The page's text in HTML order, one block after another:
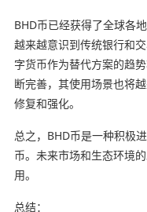
BHD币已经获得了全球各
越来越意识到传统银行和
字货币作为替代方案的趋
断完善，其使用场景也将
修复和强化。
总之，BHD币是一种积极
币。未来市场和生态环境
用。
总结：